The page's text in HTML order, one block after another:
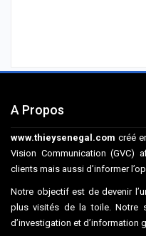
A Propos
www.thieysenegal.com créé
Vision Communication
clients mais aussi d’informer
Notre objectif est de devenir
plus visités de la toile. Notre
d’investigation et d’information